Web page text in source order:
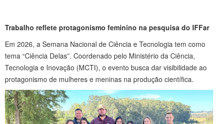
Trabalho reflete protagonismo feminino na pesquisa do IFFar
Em 2026, a Semana Nacional de Ciência e Tecnologia tem como
tema “Ciência Delas”. Coordenado pelo Ministério da Ciência,
Tecnologia e Inovação (MCTI), o evento busca dar visibilidade ao
protagonismo de mulheres e meninas na produção científica.